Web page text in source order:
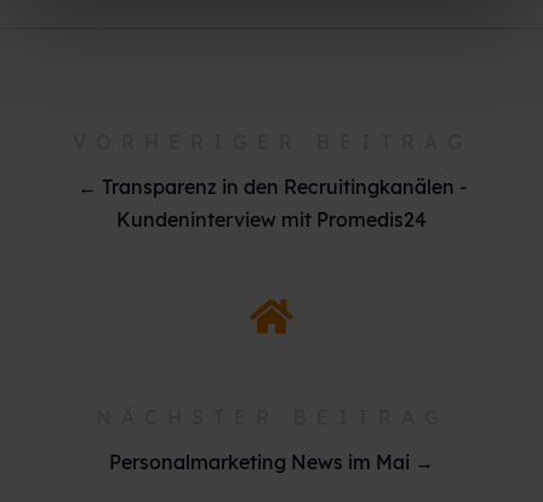
← Transparenz in den Recruitingkanälen -
Kundeninterview mit Promedis24
Personalmarketing News im Mai →